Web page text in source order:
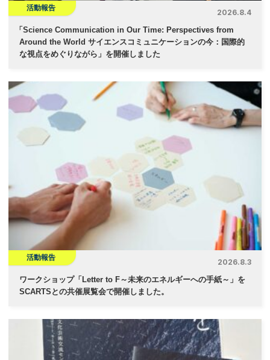
活動報告
2026.8.4
「 Science Communication in Our Time: Perspectives from
Around the World サイエンスコミュニケーションの今：国際的
な視点をめぐりながら」を開催しました
活動報告
2026.8.3
ワークショップ「Letter to F～未来のエネルギーへの手紙～」を
SCARTSとの共催展覧会で開催しました。